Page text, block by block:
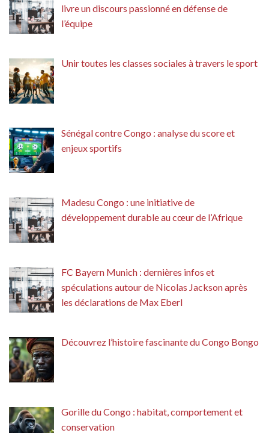
livre un discours passionné en défense de
l’équipe
Unir toutes les classes sociales à travers le sport
Sénégal contre Congo : analyse du score et
enjeux sportifs
Madesu Congo : une initiative de
développement durable au cœur de l’Afrique
FC Bayern Munich : dernières infos et
spéculations autour de Nicolas Jackson après
les déclarations de Max Eberl
Découvrez l’histoire fascinante du Congo Bongo
Gorille du Congo : habitat, comportement et
conservation